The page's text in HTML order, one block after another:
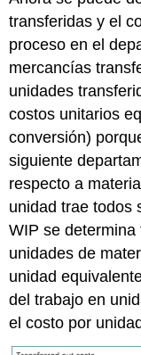
transferidas y el
proceso en el
mercancías
unidades
costos unitarios
conversión)
siguiente
respecto a
unidad trae todos
WIP se
unidades de
unidad
del trabajo en
el costo por